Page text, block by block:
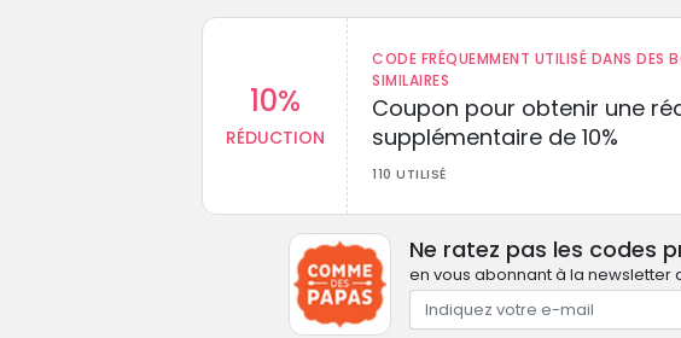
10%
RÉDUCTION
CODE FRÉQUEMMENT UTILISÉ DANS DES
SIMILAIRES
Coupon pour obtenir une
supplémentaire de 10%
110 UTILISÉ
Ne ratez pas les codes
en vous abonnant à la newsletter